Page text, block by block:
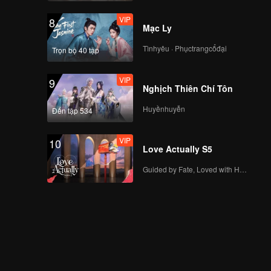
8
Trọn bộ 40 tập
VIP
Mạc Ly
Tìnhyêu · Phụctrangcổđại
9
Đến tập 534
VIP
Nghịch Thiên Chí Tôn
Huyềnhuyễn
10 VIP
Love Actually S5